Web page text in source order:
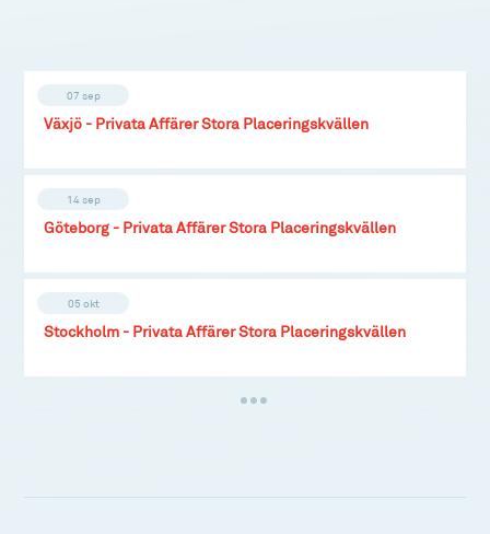
07 sep
Växjö - Privata Affärer Stora Placeringskvällen
14 sep
Göteborg - Privata Affärer Stora Placeringskvällen
05 okt
Stockholm - Privata Affärer Stora Placeringskvällen